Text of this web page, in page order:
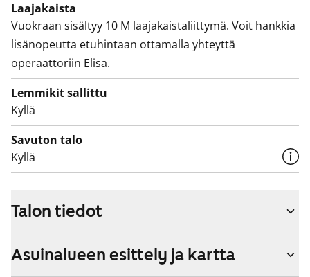
Laajakaista
Vuokraan sisältyy 10 M laajakaistaliittymä. Voit hankkia
lisänopeutta etuhintaan ottamalla yhteyttä
operaattoriin Elisa.
Lemmikit sallittu
Kyllä
Savuton talo
Kyllä
Talon tiedot
Asuinalueen esittely ja kartta